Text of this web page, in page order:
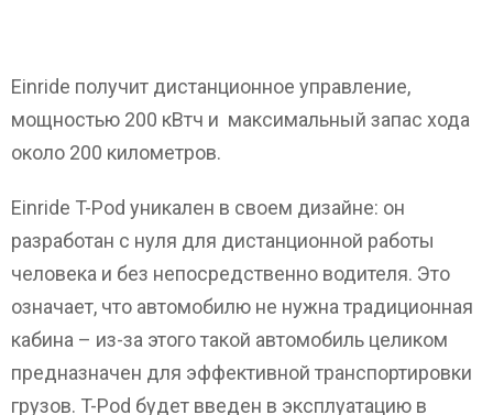
Einride получит дистанционное управление,
мощностью 200 кВтч и максимальный запас хода
около 200 километров.
Einride T-Pod уникален в своем дизайне: он
разработан с нуля для дистанционной работы
человека и без непосредственно водителя. Это
означает, что автомобилю не нужна традиционная
кабина – из-за этого такой автомобиль целиком
предназначен для эффективной транспортировки
грузов. T-Pod будет введен в эксплуатацию в